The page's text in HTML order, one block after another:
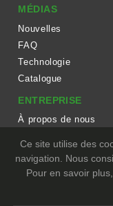
MÉDIAS
Nouvelles
FAQ
Technologie
Catalogue
ENTREPRISE
À propos de nous
Équipement
CONTACT
Ce site utilise des
navigation. Nous
Pour en savoir